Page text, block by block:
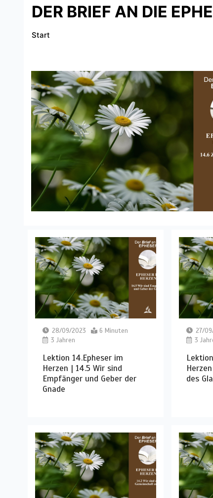
DER BRIEF AN DIE
Start
28/09/2023
6 Minuten
3 Jahren
Lektion 14.Epheser im
Herzen | 14.5 Wir sind
Empfänger und Geber der
Gnade
27/
3
des